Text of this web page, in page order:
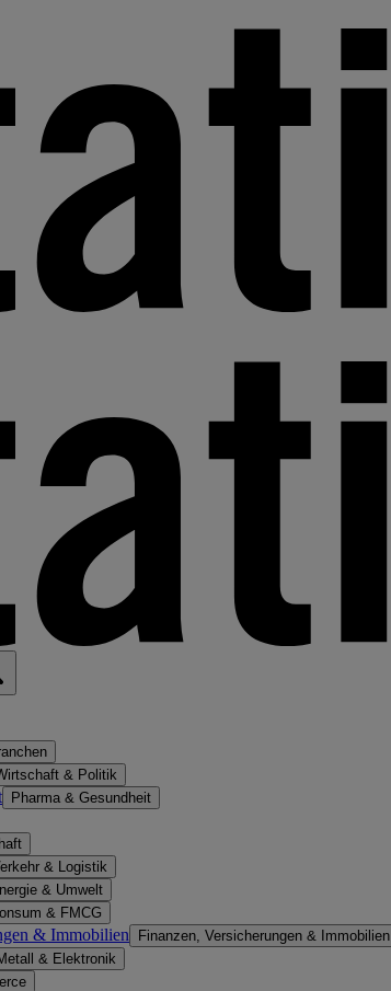
& Politik
Pharma & Gesundheit
& Logistik
& Umwelt
& FMCG
& Immobilien Finanzen, Versicherungen & Immobilien
& Elektronik